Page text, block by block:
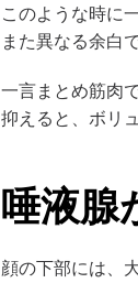
このような時に
また異なる余白で
一言まとめ筋肉
抑えると、ボリ
唾液腺
顔の下部には、